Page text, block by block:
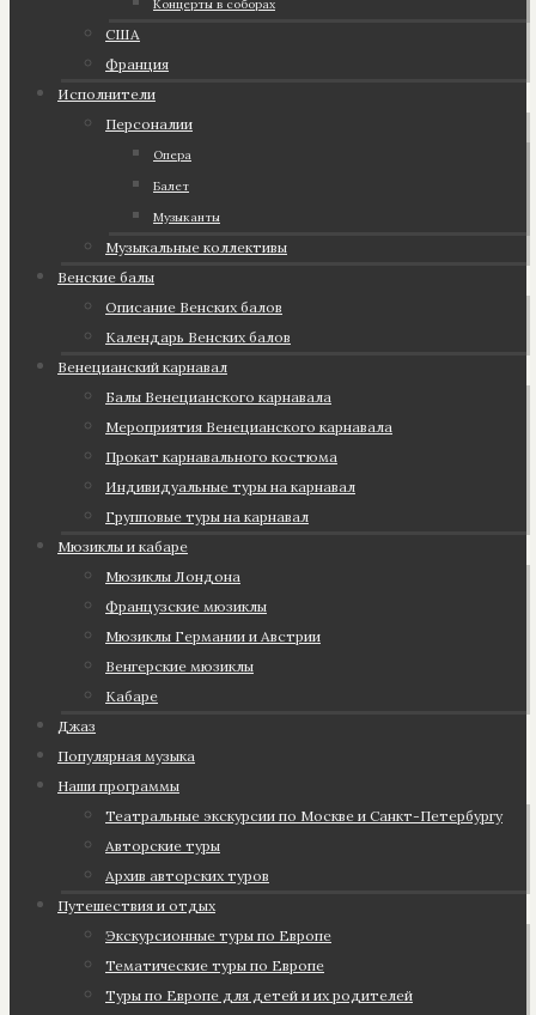
Концерты в соборах
США
Франция
Исполнители
Персоналии
Опера
Балет
Музыканты
Музыкальные коллективы
Венские балы
Описание Венских балов
Календарь Венских балов
Венецианский карнавал
Балы Венецианского карнавала
Мероприятия Венецианского карнавала
Прокат карнавального костюма
Индивидуальные туры на карнавал
Групповые туры на карнавал
Мюзиклы и кабаре
Мюзиклы Лондона
Французские мюзиклы
Мюзиклы Германии и Австрии
Венгерские мюзиклы
Кабаре
Джаз
Популярная музыка
Наши программы
Театральные экскурсии по Москве и Санкт-Петербургу
Авторские туры
Архив авторских туров
Путешествия и отдых
Экскурсионные туры по Европе
Тематические туры по Европе
Туры по Европе для детей и их родителей